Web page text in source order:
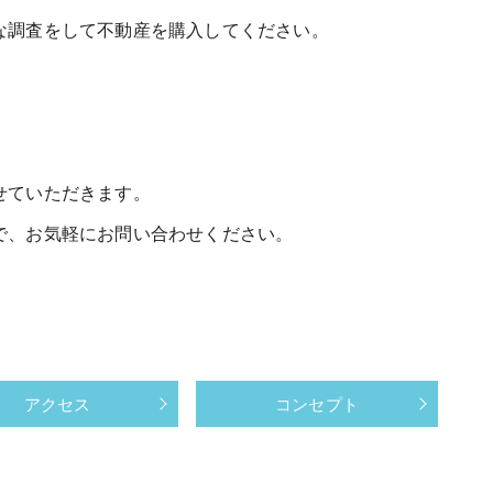
査をして不動産を購入してください。
いただきます。
お気軽にお問い合わせください。
アクセス コンセプト